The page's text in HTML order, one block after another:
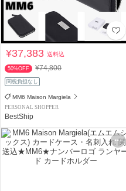
¥37,383送料込
50%OFF ¥74,800
関税負担なし
MM6 Maison Margiela
PERSONAL SHOPPER
BestShip